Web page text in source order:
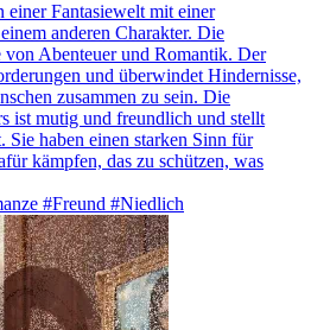
Fantasiewelt mit einer
anderen Charakter. Die
von Abenteuer und Romantik. Der
und überwindet Hindernisse,
zusammen zu sein. Die
ist mutig und freundlich und stellt
Sie haben einen starken Sinn für
kämpfen, das zu schützen, was
#Freund #Niedlich